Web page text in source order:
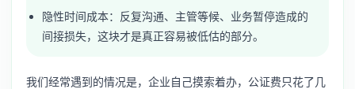
隐性时间成本：反复沟通、主管等候、业务暂停造成的
间接损失，这块才是真正容易被低估的部分。
我们经常遇到的情况是，企业自己摸索着办，公证费只花了几